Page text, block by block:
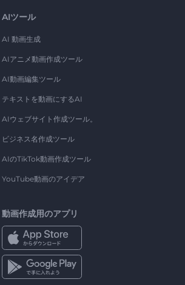
AIツール
AI 動画生成
AIアニメ動画作成ツール
AI動画編集ツール
テキストを動画にするAI
AIウェブサイト作成ツール。
ビジネス名作成ツール
AIのTikTok動画作成ツール
YouTube動画のアイデア
動画作成用のアプリ